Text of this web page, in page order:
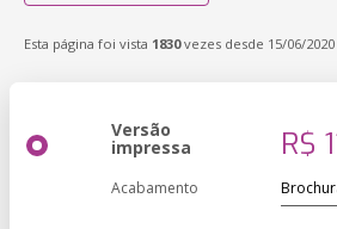
Esta página foi vista 1830vezes desde 15/06/2020
Versão
impressa R$
Acabamento